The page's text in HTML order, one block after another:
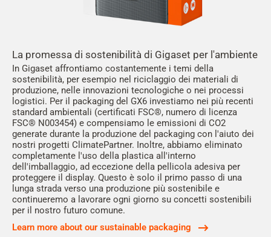
La promessa di sostenibilità di Gigaset per l'ambiente
In Gigaset affrontiamo costantemente i temi della
sostenibilità, per esempio nel riciclaggio dei materiali di
produzione, nelle innovazioni tecnologiche o nei processi
logistici. Per il packaging del GX6 investiamo nei più recenti
standard ambientali (certificati FSC®, numero di licenza
FSC® N003454) e compensiamo le emissioni di CO2
generate durante la produzione del packaging con l'aiuto dei
nostri progetti ClimatePartner. Inoltre, abbiamo eliminato
completamente l'uso della plastica all'interno
dell'imballaggio, ad eccezione della pellicola adesiva per
proteggere il display. Questo è solo il primo passo di una
lunga strada verso una produzione più sostenibile e
continueremo a lavorare ogni giorno su concetti sostenibili
per il nostro futuro comune.
Learn more about our sustainable packaging